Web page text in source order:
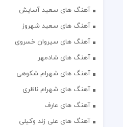
آهنگ های سعید آسایش
آهنگ های سعید شهروز
آهنگ های سیروان خسروی
آهنگ های شادمهر
آهنگ های شهرام شکوهی
آهنگ های شهرام ناظری
آهنگ های عارف
آهنگ های علی زند وکیلی